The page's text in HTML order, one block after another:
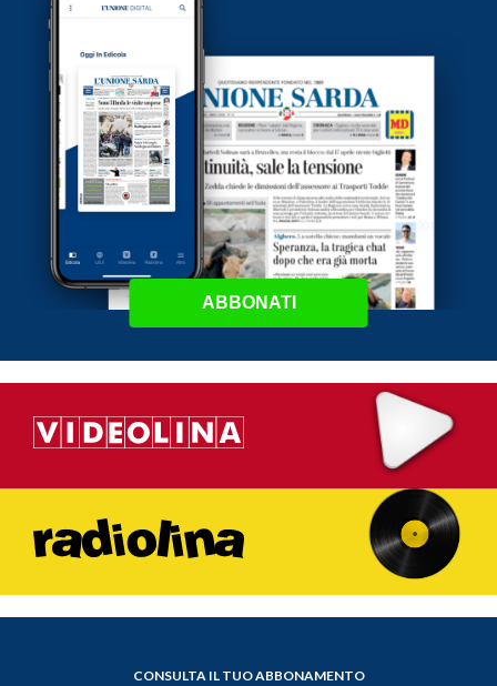
ABBONATI
CONSULTA IL TUO ABBONAMENTO